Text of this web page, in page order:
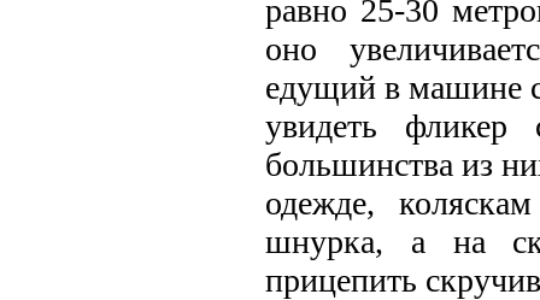
равно 25-30
оно
едущий в машине
увидеть фликер
большинства из
одежде,
шнурка, а на
прицепить